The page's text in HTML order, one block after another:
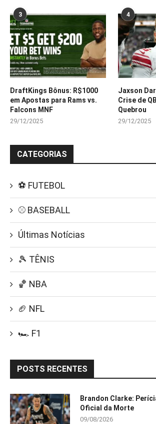
3
DraftKings Bônus: R$1000
em Apostas para Rams vs.
Falcons MNF
29/12/2025
4
Jaxson
Crise de
Quebrou
29/12/2025
CATEGORIAS
⚽ FUTEBOL
⚾ BASEBALL
Últimas Notícias
🎾 TÊNIS
🏀 NBA
🏈 NFL
🏎️ F1
POSTS RECENTES
Brandon Clarke:
Oficial da Morte
09/08/2026